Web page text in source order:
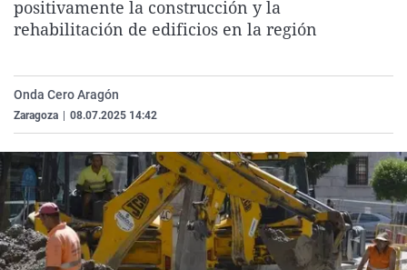
La rosa de los vientos
Como el perro y el
Caso
Equipo de
Extremadura
La Rioja
Virales
Elecciones
positivamente la construcción y la
rehabilitación de edificios en la región
Onda Cero Aragón
Zaragoza 08.07.2025 14:42